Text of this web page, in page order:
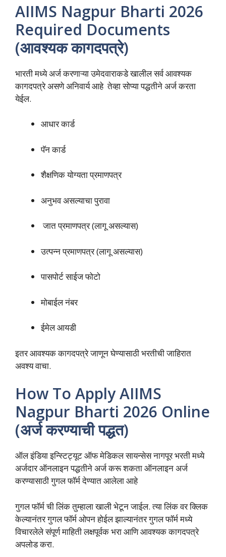
AIIMS Nagpur Bharti 2026
Required Documents
(आवश्यक कागदपत्रे)
भारती मध्ये अर्ज करणाऱ्या उमेदवाराकडे खालील सर्व आवश्यक
कागदपत्रे असणे अनिवार्य आहे तेव्हा सोप्या पद्धतीने अर्ज करता
येईल.
आधार कार्ड
पॅन कार्ड
शैक्षणिक योग्यता प्रमाणपत्र
अनुभव असल्याचा पुरावा
जात प्रमाणपत्र (लागू असल्यास)
उत्पन्न प्रमाणपत्र (लागू असल्यास)
पासपोर्ट साईज फोटो
मोबाईल नंबर
ईमेल आयडी
इतर आवश्यक कागदपत्रे जाणून घेण्यासाठी भरतीची जाहिरात
अवश्य वाचा.
How To Apply AIIMS
Nagpur Bharti 2026 Online
(अर्ज करण्याची पद्धत)
ऑल इंडिया इन्स्टिट्यूट ऑफ मेडिकल सायन्सेस नागपूर भरती मध्ये
अर्जदार ऑनलाइन पद्धतीने अर्ज करू शकता ऑनलाइन अर्ज
करण्यासाठी गुगल फॉर्म देण्यात आलेला आहे
गुगल फॉर्म ची लिंक तुम्हाला खाली भेटून जाईल. त्या लिंक वर क्लिक
केल्यानंतर गुगल फॉर्म ओपन होईल झाल्यानंतर गुगल फॉर्म मध्ये
विचारलेले संपूर्ण माहिती लक्षपूर्वक भरा आणि आवश्यक कागदपत्रे
अपलोड करा.